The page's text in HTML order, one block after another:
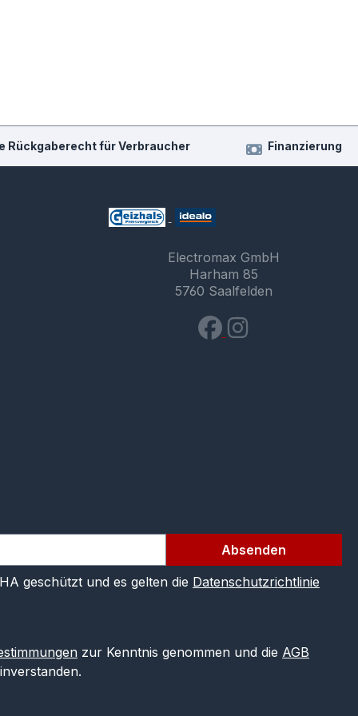
Rückgaberecht für Verbraucher Finanzierung
Electromax GmbH
Harham 85
5760 Saalfelden
Absenden
geschützt und es gelten die Datenschutzrichtlinie
zur Kenntnis genommen und die AGB